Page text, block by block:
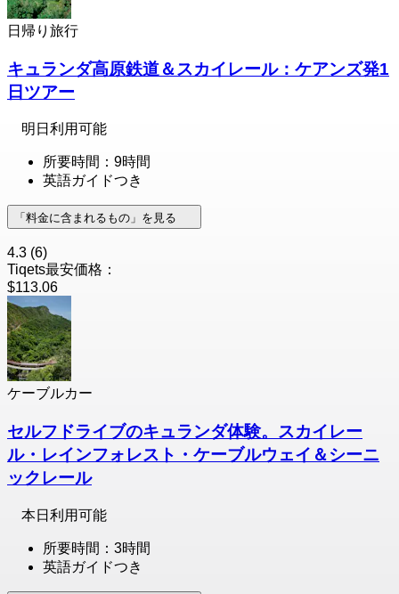
日帰り旅行
キュランダ高原鉄道＆スカイレール：ケアンズ発1
日ツアー
明日利用可能
所要時間：9時間
英語ガイドつき
「料金に含まれるもの」を見る
4.3 (6)
Tiqets最安価格：
$113.06
ケーブルカー
セルフドライブのキュランダ体験。スカイレー
ル・レインフォレスト・ケーブルウェイ＆シーニ
ックレール
本日利用可能
所要時間：3時間
英語ガイドつき